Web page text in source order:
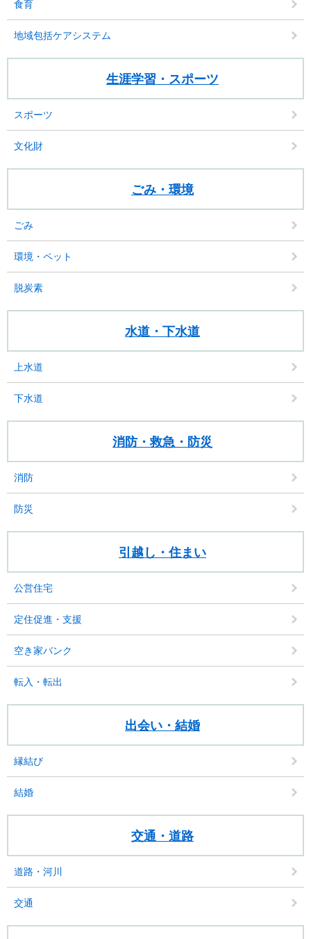
食育
地域包括ケアシステム
生涯学習・スポーツ
スポーツ
文化財
ごみ・環境
ごみ
環境・ペット
脱炭素
水道・下水道
上水道
下水道
消防・救急・防災
消防
防災
引越し・住まい
公営住宅
定住促進・支援
空き家バンク
転入・転出
出会い・結婚
縁結び
結婚
交通・道路
道路・河川
交通